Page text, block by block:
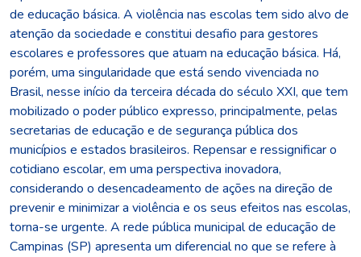
de educação básica. A violência nas escolas tem sido alvo de
atenção da sociedade e constitui desafio para gestores
escolares e professores que atuam na educação básica. Há,
porém, uma singularidade que está sendo vivenciada no
Brasil, nesse início da terceira década do século XXI, que tem
mobilizado o poder público expresso, principalmente, pelas
secretarias de educação e de segurança pública dos
municípios e estados brasileiros. Repensar e ressignificar o
cotidiano escolar, em uma perspectiva inovadora,
considerando o desencadeamento de ações na direção de
prevenir e minimizar a violência e os seus efeitos nas escolas,
torna-se urgente. A rede pública municipal de educação de
Campinas (SP) apresenta um diferencial no que se refere à